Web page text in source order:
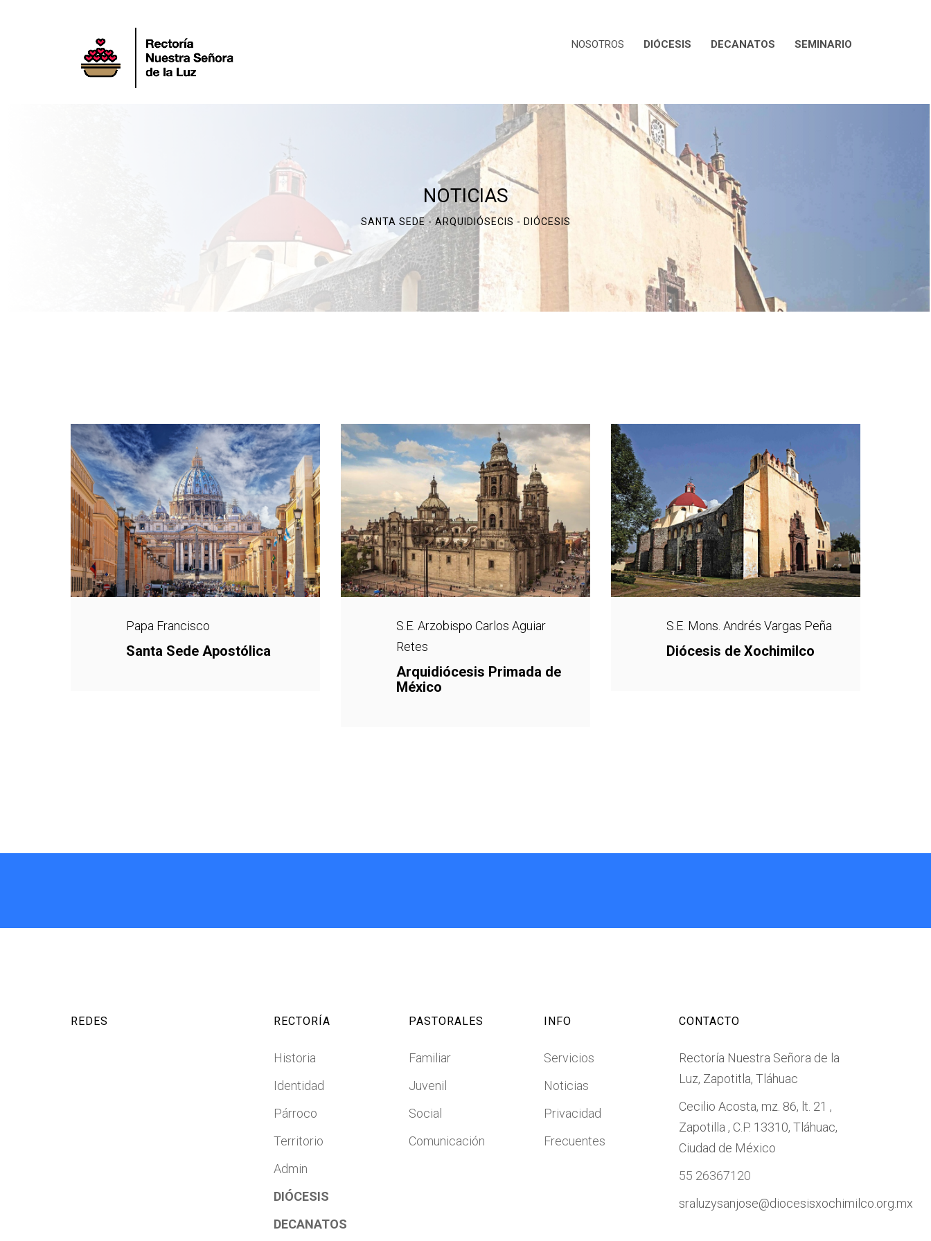
NOSOTROS DIÓCESIS DECANATOS SEMINARIO
NOTICIAS
SANTA SEDE - ARQUIDIÓSECIS - DIÓCESIS
Papa Francisco
Santa Sede Apostólica
S.E. Arzobispo Carlos Aguiar
Retes
Arquidiócesis Primada de
México
S.E. Mons. Andrés Vargas Peña
Diócesis de Xochimilco
REDES RECTORÍA
Historia
Identidad
Párroco
Territorio
Admin
DIÓCESIS
DECANATOS
PASTORALES
Familiar
Juvenil
Social
Comunicación
INFO
Servicios
Noticias
Privacidad
Frecuentes
CONTACTO
Rectoría Nuestra Señora de la
Luz, Zapotitla, Tláhuac
Cecilio Acosta, mz. 86, lt. 21 ,
Zapotilla , C.P. 13310, Tláhuac,
Ciudad de México
55 26367120
sraluzysanjose@diocesisxochimilco.org.mx